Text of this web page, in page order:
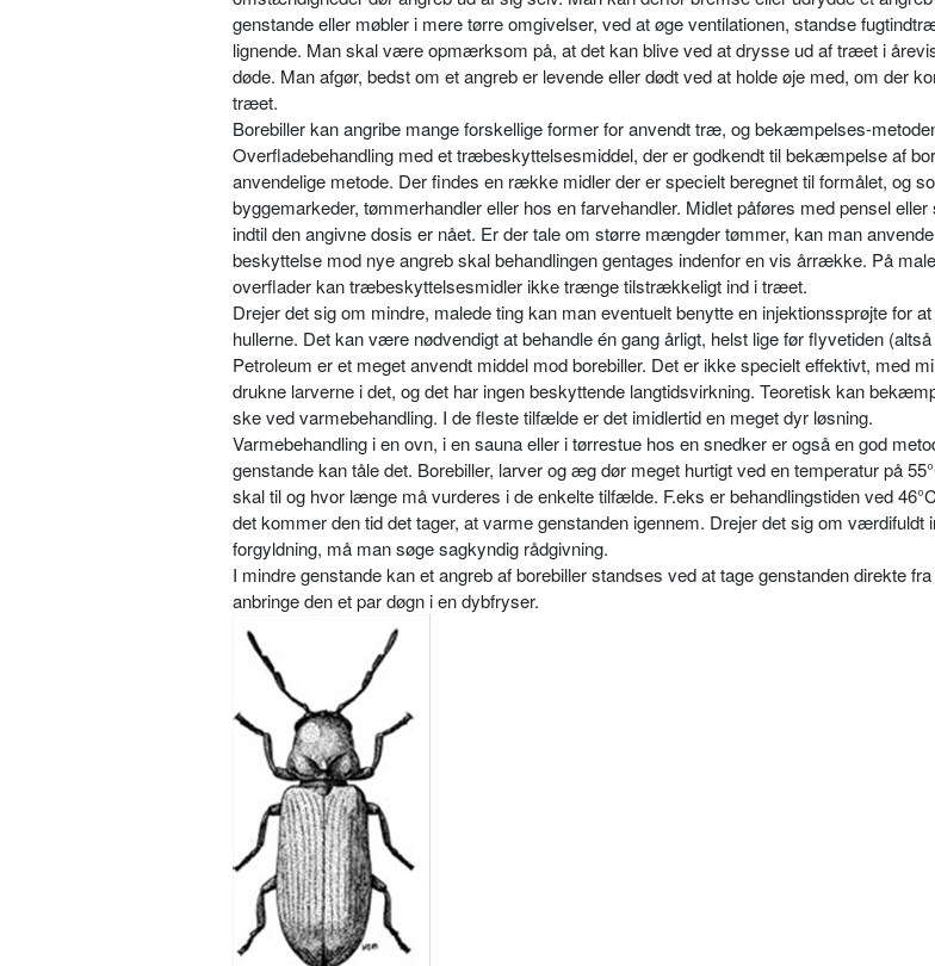
genstande eller møbler i mere tørre omgivelser, ved at øge ventilationen, standse
lignende. Man skal være opmærksom på, at det kan blive ved at drysse ud af træet i
døde. Man afgør, bedst om et angreb er levende eller dødt ved at holde øje med, om der
træet.
Borebiller kan angribe mange forskellige former for anvendt træ, og bekæmpelses-
Overfladebehandling med et træbeskyttelsesmiddel, der er godkendt til bekæmpelse af
anvendelige metode. Der findes en række midler der er specielt beregnet til formålet, og
byggemarkeder, tømmerhandler eller hos en farvehandler. Midlet påføres med pensel eller
indtil den angivne dosis er nået. Er der tale om større mængder tømmer, kan man
beskyttelse mod nye angreb skal behandlingen gentages indenfor en vis årrække. På
overflader kan træbeskyttelsesmidler ikke trænge tilstrækkeligt ind i træet.
Drejer det sig om mindre, malede ting kan man even­tuelt benytte en injektionssprøjte for
hullerne. Det kan være nødvendigt at behandle én gang årligt, helst lige før flyvetiden
Petroleum er et meget anvendt middel mod borebiller. Det er ikke specielt effektivt, med
drukne larverne i det, og det har ingen beskyttende langtidsvirkning. Teoretisk kan
ske ved varmebehandling. I de fleste til­fælde er det imidlertid en meget dyr løsning.
Varmebehandling i en ovn, i en sauna eller i tørrestue hos en snedker er også en god
genstande kan tåle det. Borebiller, larver og æg dør meget hurtigt ved en temperatur på
skal til og hvor længe må vurderes i de enkelte tilfælde. F.eks er behandlingstiden ved
det kommer den tid det tager, at varme genstanden igennem. Drejer det sig om værdifuldt
forgyldning, må man søge sagkyndig rådgivning.
I mindre genstande kan et angreb af borebiller standses ved at tage genstanden direkte
anbringe den et par døgn i en dybfryser.